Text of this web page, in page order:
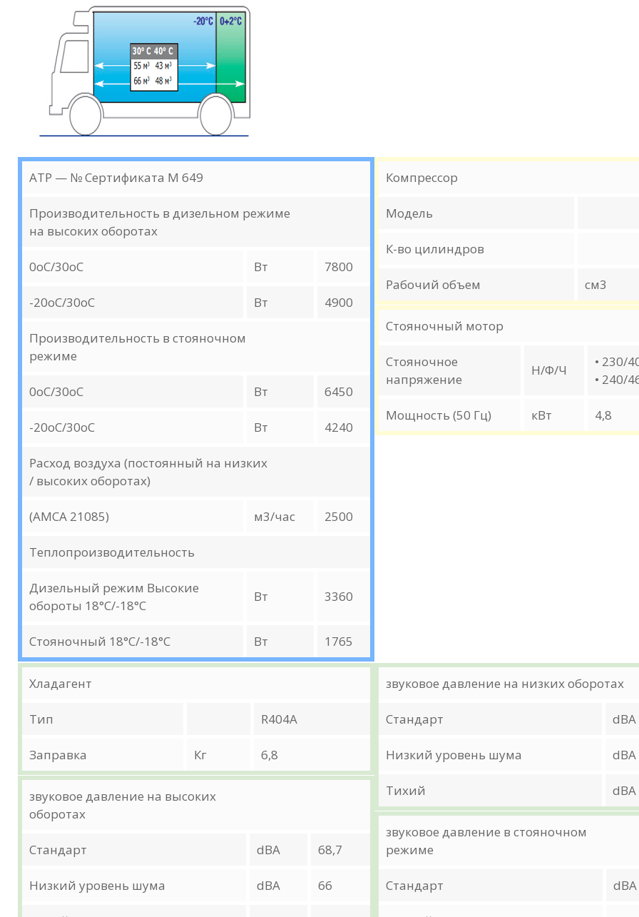
ATP — № Сертификата M 649
Производительность в дизельном режиме
на высоких оборотах
0oС/30oC Вт 7800
-20oC/30oC Вт 4900
Производительность в стояночном
режиме
0oС/30oC Вт 6450
-20oC/30oC Вт 4240
Расход воздуха (постоянный на низких
/ высоких оборотах)
(AMCA 21085) м3/час 2500
Теплопроизводительность
Дизельный режим Высокие
обороты 18°C/-18°C
Вт 3360
Стояночный 18°C/-18°C Вт 1765
Компрессор
Модель
К-во цилиндров
Рабочий объем см3
Стояночный мотор
Стояночное
напряжение
Н/Ф/Ч
• 230/
• 240/
Мощность (50 Гц) кВт 4,8
Хладагент
Тип R404A
Заправка Кг 6,8
звуковое давление на высоких
оборотах
Стандарт dBA 68,7
Низкий уровень шума dBA 66
звуковое давление на низких оборотах
Стандарт dBA
Низкий уровень шума dBA
Тихий dBA
звуковое давление в стояночном
режиме
Стандарт dBA